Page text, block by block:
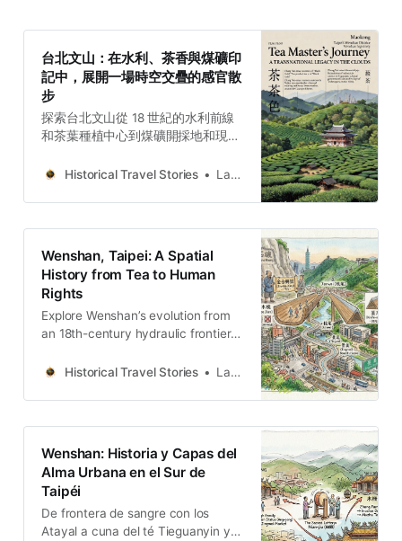
台北文山：在水利、茶香與煤礦印
記中，展開一場時空交疊的感官散
步
探索台北文山從 18 世紀的水利前線
和茶葉種植中心到煤礦開採地和現代
山，不再只是邊陲的資源供應區，而
時空圖書館。透過步行於景美溪畔與
老街巷弄，我們得以在平整的現代街
型的深層密碼。
Historical Travel Stories Lawrence
Wenshan, Taipei: A Spatial
History from Tea to Human
Rights
Explore Wenshan’s evolution from
an 18th-century hydraulic frontier
coal mining and modern human
Historical Travel Stories Lawrence
Wenshan: Historia y Capas del
Alma Urbana en el Sur de
Taipéi
De frontera de sangre con los
Atayal a cuna del té Tieguanyin y